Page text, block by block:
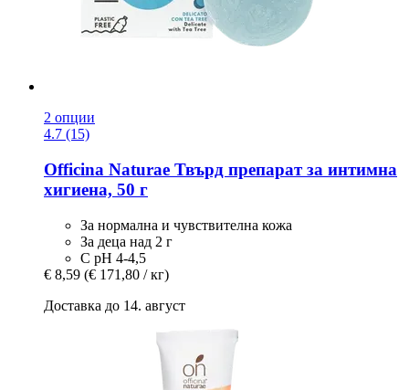
2 опции
4.7 (15)
Officina Naturae Твърд препарат за интимна
хигиена, 50 г
За нормална и чувствителна кожа
За деца над 2 г
С рН 4-4,5
€ 8,59 (€ 171,80 / кг)
Доставка до 14. август